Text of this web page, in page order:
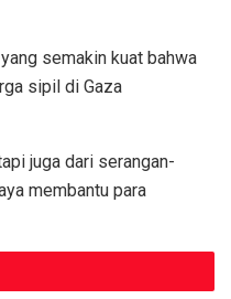
semakin kuat bahwa
sipil di Gaza
juga dari serangan-
membantu para